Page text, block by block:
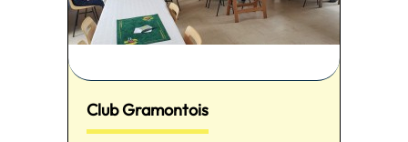
Club Gramontois